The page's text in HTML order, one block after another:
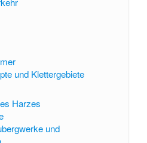
und Klettergebiete
Harzes
und